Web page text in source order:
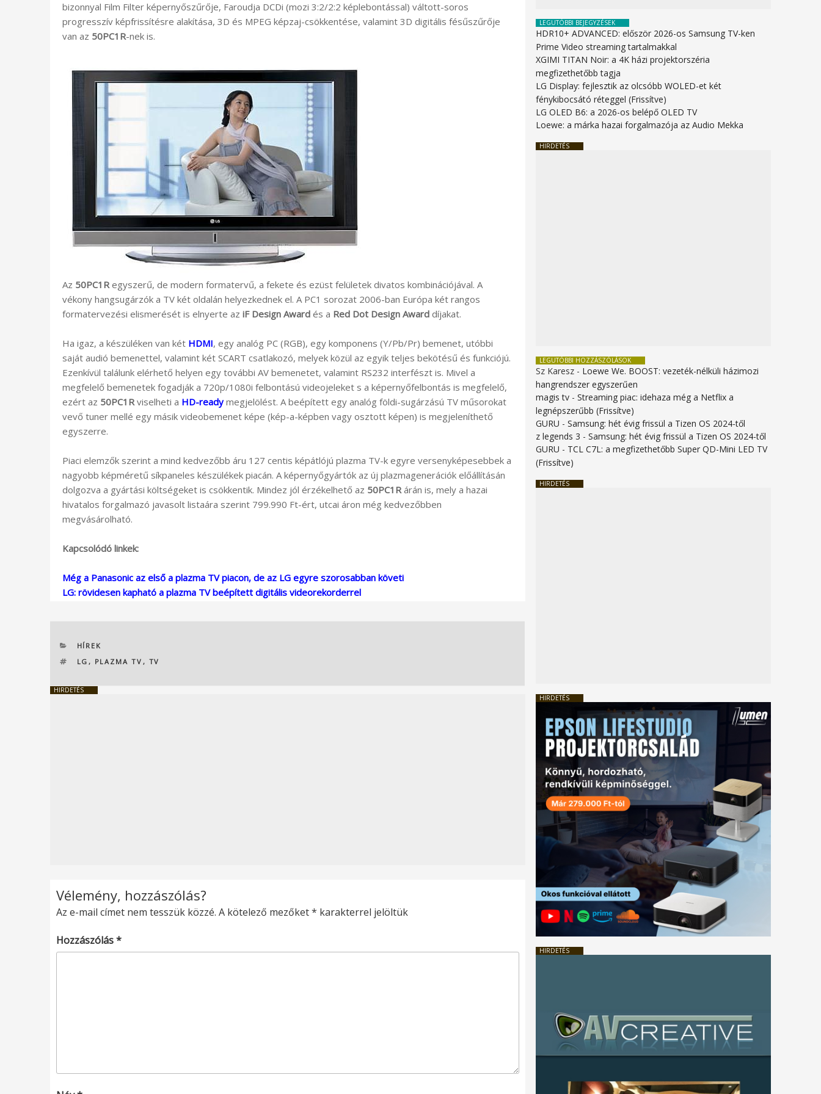
bizonnyal Film Filter képernyőszűrője, Faroudja DCDi (mozi 3:2/2:2 képlebontással) váltott-soros
progresszív képfrissítésre alakítása, 3D és MPEG képzaj-csökkentése, valamint 3D digitális fésűszűrője
van az 50PC1R-nek is.
Az 50PC1R egyszerű, de modern formatervű, a fekete és ezüst felületek divatos kombinációjával. A
vékony hangsugárzók a TV két oldalán helyezkednek el. A PC1 sorozat 2006-ban Európa két rangos
formatervezési elismerését is elnyerte az iF Design Award és a Red Dot Design Award díjakat.
Ha igaz, a készüléken van két HDMI, egy analóg PC (RGB), egy komponens (Y/Pb/Pr) bemenet, utóbbi
saját audió bemenettel, valamint két SCART csatlakozó, melyek közül az egyik teljes bekötésű és funkciójú.
Ezenkívül találunk elérhető helyen egy további AV bemenetet, valamint RS232 interfészt is. Mivel a
megfelelő bemenetek fogadják a 720p/1080i felbontású videojeleket s a képernyőfelbontás is megfelelő,
ezért az 50PC1R viselheti a HD-readymegjelölést. A beépített egy analóg földi-sugárzású TV műsorokat
vevő tuner mellé egy másik videobemenet képe (kép-a-képben vagy osztott képen) is megjeleníthető
egyszerre.
Piaci elemzők szerint a mind kedvezőbb áru 127 centis képátlójú plazma TV-k egyre versenyképesebbek a
nagyobb képméretű síkpaneles készülékek piacán. A képernyőgyártók az új plazmagenerációk előállításán
dolgozva a gyártási költségeket is csökkentik. Mindez jól érzékelhető az 50PC1R árán is, mely a hazai
hivatalos forgalmazó javasolt listaára szerint 799.990 Ft-ért, utcai áron még kedvezőbben
megvásárolható.
Kapcsolódó linkek:
Még a Panasonic az első a plazma TV piacon, de az LG egyre szorosabban követi
LG: rövidesen kapható a plazma TV beépített digitális videorekorderrel
KATEGÓRIÁK
HÍREK
CÍMKÉK
LG , PLAZMA TV , TV
HIRDETÉS
Vélemény, hozzászólás?
Az e-mail címet nem tesszük közzé. A kötelező mezőket* karakterrel jelöltük
Hozzászólás*
LEGUTÓBBI BEJEGYZÉSEK
HDR10+ ADVANCED: először 2026-os Samsung TV-ken
Prime Video streaming tartalmakkal
XGIMI TITAN Noir: a 4K házi projektorszéria
megfizethetőbb tagja
LG Display: fejlesztik az olcsóbb WOLED-et két
fénykibocsátó réteggel (Frissítve)
LG OLED B6: a 2026-os belépő OLED TV
Loewe: a márka hazai forgalmazója az Audio Mekka
HIRDETÉS
LEGUTÓBBI HOZZÁSZÓLÁSOK
Sz Karesz - Loewe We. BOOST: vezeték-nélküli házimozi
hangrendszer egyszerűen
magis tv -Streaming piac: idehaza még a Netflix a
legnépszerűbb (Frissítve)
GURU -Samsung: hét évig frissül a Tizen OS 2024-től
z legends 3 -Samsung: hét évig frissül a Tizen OS 2024-től
GURU - TCL C7L: a megfizethetőbb Super QD-Mini LED TV
(Frissítve)
HIRDETÉS
HIRDETÉS
HIRDETÉS